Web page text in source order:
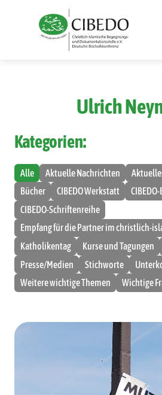
Ulrich
Kategorien:
Alle Aktuelle Nachrichten
Bücher
CIBEDO Werkstatt
CIBEDO-Schriftenreihe
Empfang für die Partner im christlich-
Katholikentag
Kurse und Tagungen
Presse/Medien
Stichworte
Weitere wichtige Themen
Wichtige